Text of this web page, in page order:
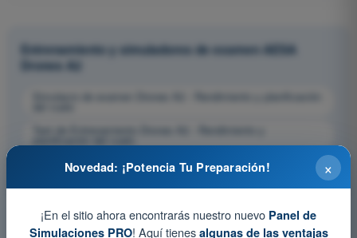
Entrenamiento y simuladores de examen AESA
Drones A2
Simulacro de examen Drones A2 - Rendimiento y planificación
Test de Entrenamiento Drones A2 - Rendimiento y
Examen en PDF Drones A2 - Rendimiento y planificación del
×
Novedad: ¡Potencia Tu Preparación!
¡En el sitio ahora encontrarás nuestro nuevo Panel de
Simulaciones PRO! Aquí tienes algunas de las ventajas